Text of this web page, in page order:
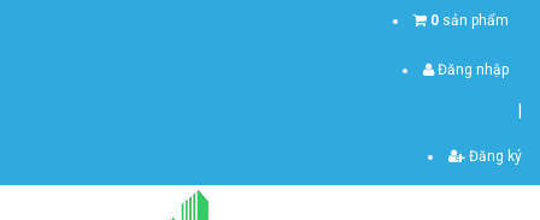
0 sản phẩm
Đăng nhập
Đăng ký